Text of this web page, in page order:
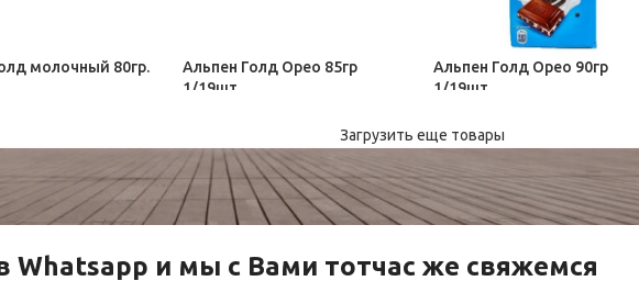
молочный 80гр.
Альпен Голд Орео 85гр
1/19шт
Альпен Голд Орео 90гр
1/19шт
95,00₽
Загрузить еще товары
Whatsapp и мы с Вами тотчас же свяжемся